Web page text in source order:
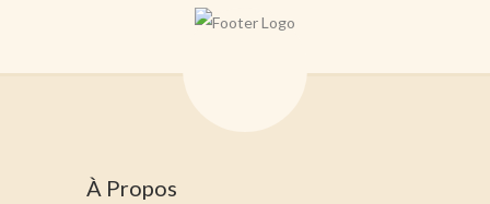
À Propos